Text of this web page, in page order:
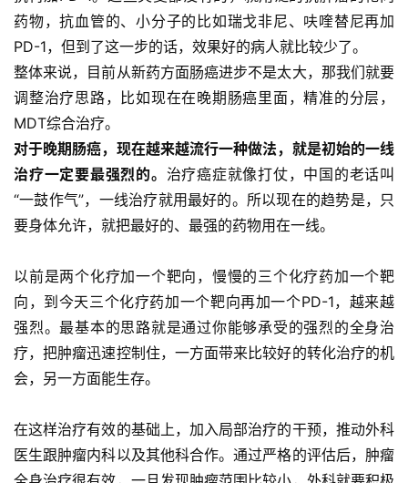
药物，抗血管的、小分子的比如瑞戈非尼、呋喹替尼再加
PD-1，但到了这一步的话，效果好的病人就比较少了。
整体来说，目前从新药方面肠癌进步不是太大，那我们就要
调整治疗思路，比如现在在晚期肠癌里面，精准的分层，
MDT综合治疗。
对于晚期肠癌，现在越来越流行一种做法，就是初始的一线
治疗一定要最强烈的。 治疗癌症就像打仗，中国的老话叫
“一鼓作气”，一线治疗就用最好的。所以现在的趋势是，只
要身体允许，就把最好的、最强的药物用在一线。
以前是两个化疗加一个靶向，慢慢的三个化疗药加一个靶
向，到今天三个化疗药加一个靶向再加一个PD-1，越来越
强烈。最基本的思路就是通过你能够承受的强烈的全身治
疗，把肿瘤迅速控制住，一方面带来比较好的转化治疗的机
会，另一方面能生存。
在这样治疗有效的基础上，加入局部治疗的干预，推动外科
医生跟肿瘤内科以及其他科合作。通过严格的评估后，肿瘤